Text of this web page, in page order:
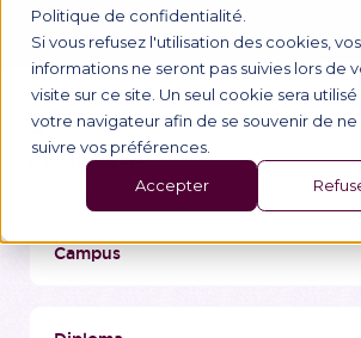
Politique de confidentialité.
Si vous refusez l'utilisation des cookies, vos
informations ne seront pas suivies lors de
visite sur ce site. Un seul cookie sera utilisé
votre navigateur afin de se souvenir de ne
suivre vos préférences.
Accepter
0 program(s)
Reset filters